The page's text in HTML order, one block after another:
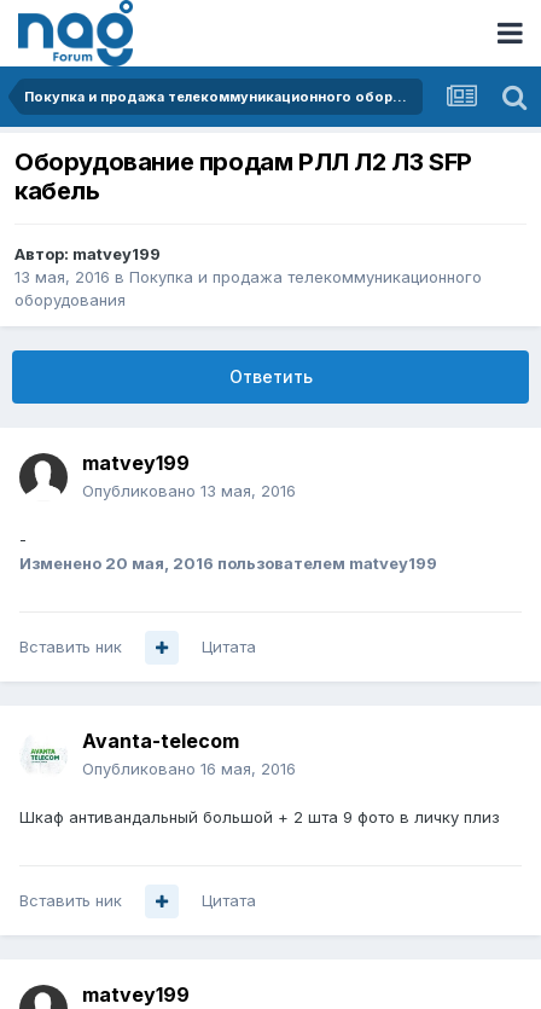
Покупка и продажа телекоммуникационного оборудования
Оборудование продам РЛЛ Л2 Л3 SFP
кабель
Автор: matvey199
13 мая, 2016 в Покупка и продажа телекоммуникационного
оборудования
Ответить
matvey199
Опубликовано 13 мая, 2016
-
Изменено 20 мая, 2016 пользователем matvey199
Вставить ник Цитата
Avanta-telecom
Опубликовано 16 мая, 2016
Шкаф антивандальный большой + 2 шта 9 фото в личку плиз
Вставить ник Цитата
matvey199